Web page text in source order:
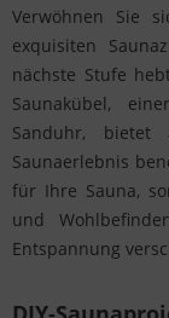
Verwöhnen Sie
exquisiten
nächste Stufe
Saunakübel,
Sanduhr,
Saunaerlebnis
für Ihre Sauna,
und
Entspannung